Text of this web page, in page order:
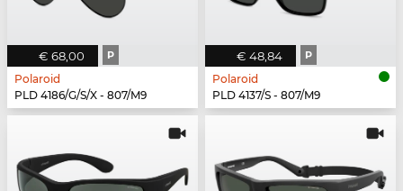
€ 68,00 P
Polaroid
PLD 4186/G/S/X - 807/M9
€ 48,84 P
Polaroid
PLD 4137/S - 807/M9